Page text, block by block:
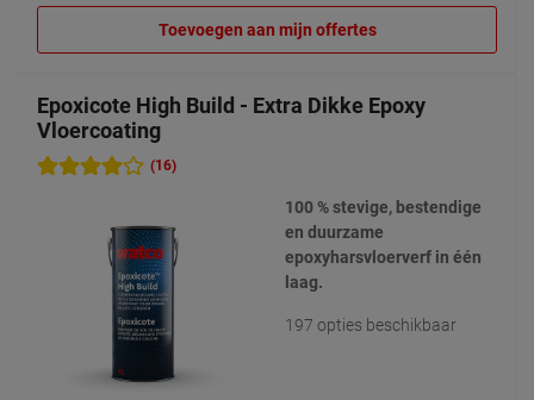
Toevoegen aan mijn offertes
Epoxicote High Build - Extra Dikke Epoxy
Vloercoating
(16)
100 % stevige, bestendige
en duurzame
epoxyharsvloerverf in één
laag.
197 opties beschikbaar